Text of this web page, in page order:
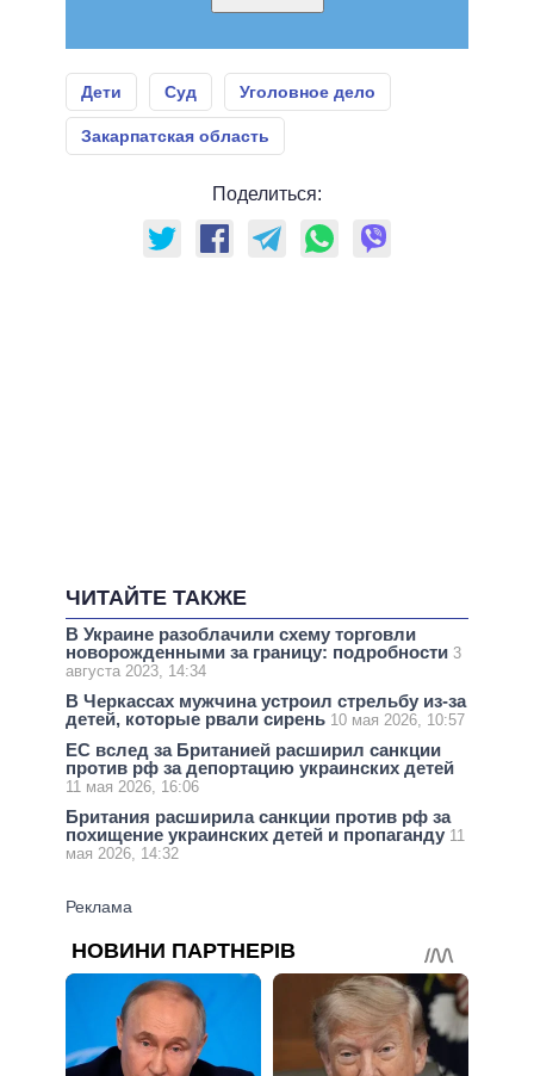
Дети Суд Уголовное дело
Закарпатская область
Поделиться:
ЧИТАЙТЕ ТАКЖЕ
В Украине разоблачили схему торговли
новорожденными за границу: подробности 3
августа 2023, 14:34
В Черкассах мужчина устроил стрельбу из-за
детей, которые рвали сирень 10 мая 2026, 10:57
ЕС вслед за Британией расширил санкции
против рф за депортацию украинских детей
11 мая 2026, 16:06
Британия расширила санкции против рф за
похищение украинских детей и пропаганду 11
мая 2026, 14:32